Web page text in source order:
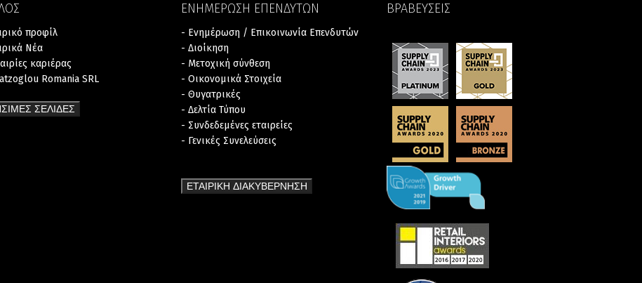
προφίλ
Νέα
καριέρας
Romania SRL
ΣΕΛΙΔΕΣ
ΕΝΗΜΕΡΩΣΗ ΕΠΕΝΔΥΤΩΝ
- Ενημέρωση / Επικοινωνία Επενδυτών
- Διοίκηση
- Μετοχική σύνθεση
- Οικονομικά Στοιχεία
- Θυγατρικές
- Δελτία Τύπου
- Συνδεδεμένες εταιρείες
- Γενικές Συνελεύσεις
ΕΤΑΙΡΙΚΗ ΔΙΑΚΥΒΕΡΝΗΣΗ
ΒΡΑΒΕΥΣΕΙΣ